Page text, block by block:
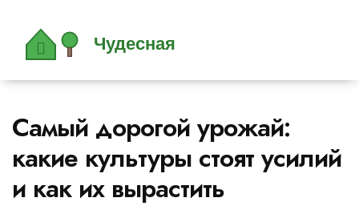
Самый дорогой урожай:
какие культуры стоят усилий
и как их вырастить